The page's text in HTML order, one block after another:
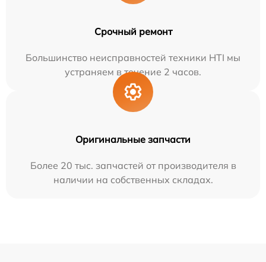
Срочный ремонт
Большинство неисправностей техники HTI мы
устраняем в течение 2 часов.
Оригинальные запчасти
Более 20 тыс. запчастей от производителя в
наличии на собственных складах.